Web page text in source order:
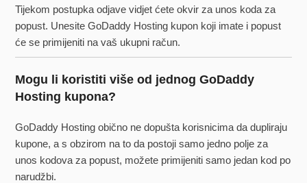
Tijekom postupka odjave vidjet ćete okvir za unos koda za
popust. Unesite GoDaddy Hosting kupon koji imate i popust
će se primijeniti na vaš ukupni račun.
Mogu li koristiti više od jednog GoDaddy
Hosting kupona?
GoDaddy Hosting obično ne dopušta korisnicima da dupliraju
kupone, a s obzirom na to da postoji samo jedno polje za
unos kodova za popust, možete primijeniti samo jedan kod po
narudžbi.